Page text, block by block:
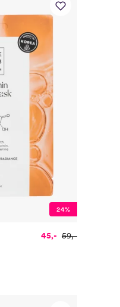
24%
45,- 59,-